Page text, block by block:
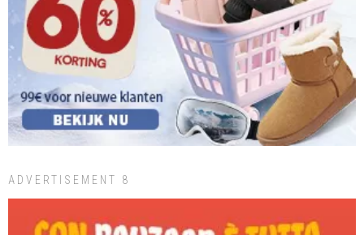
ADVERTISEMENT 8